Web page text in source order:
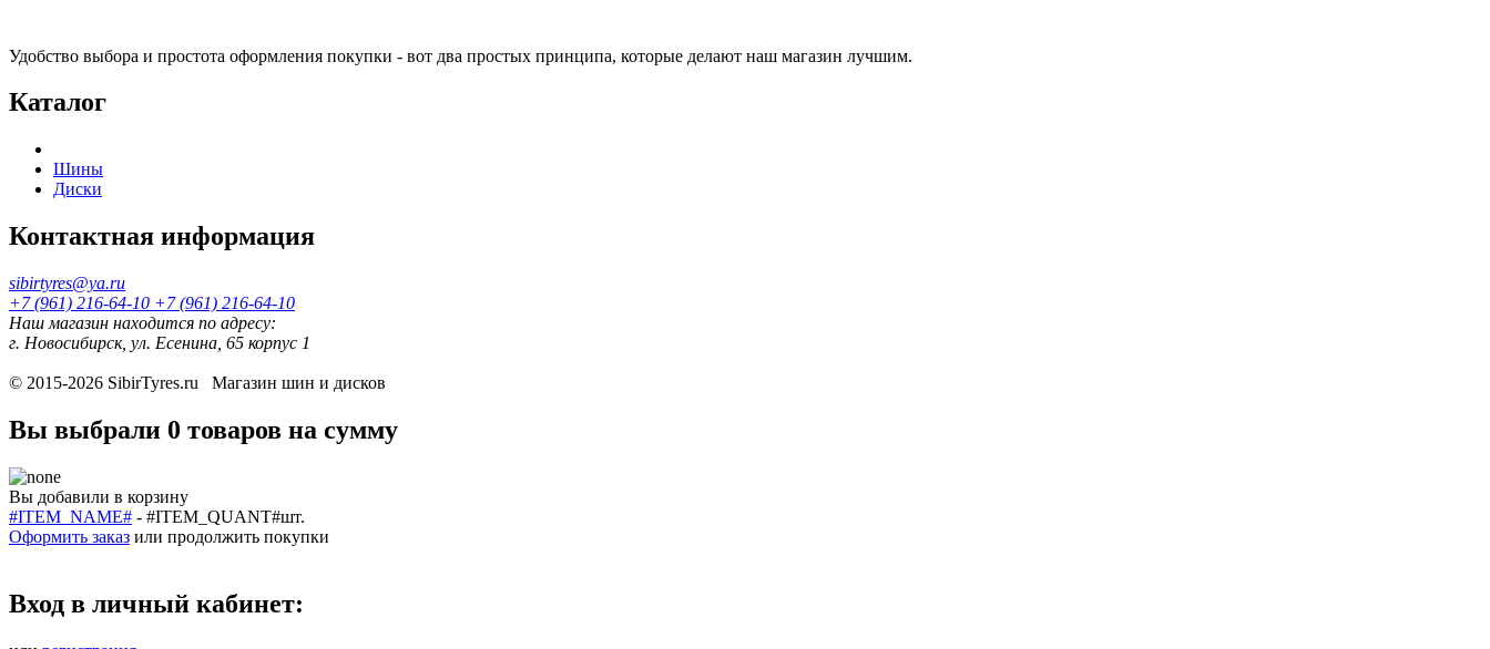
Удобство выбора и простота оформления покупки - вот два простых принципа, которые делают наш магазин лучшим.
Каталог
Шины
Диски
Контактная информация
sibirtyres@ya.ru
+7 (961) 216-64-10 +7 (961) 216-64-10
Наш магазин находится по адресу:
г. Новосибирск, ул. Есенина, 65 корпус 1
© 2015-2026 SibirTyres.ru Магазин шин и дисков
Вы выбрали 0 товаров на сумму
Вы добавили в корзину
#ITEM_NAME# - #ITEM_QUANT#шт.
Оформить заказ или продолжить покупки
Вход в личный кабинет: